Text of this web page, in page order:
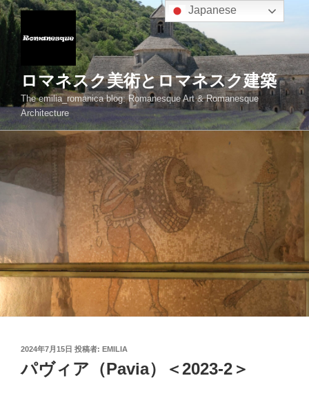
コ
ン
ス
キ
ロマネスク美術とロマネスク建築
The emilia_romanica blog: Romanesque Art & Romanesque
Architecture
投
日:
2024年7月15日 投稿者: EMILIA
パヴィア（Pavia）＜2023-2＞
Japanese